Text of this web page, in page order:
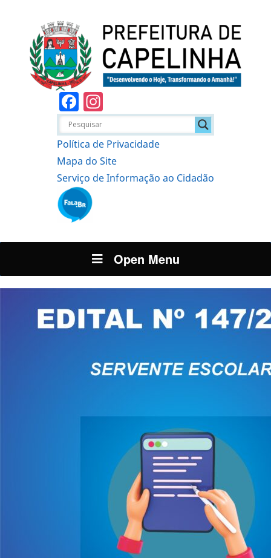
Facebook
Política de Privacidade
Mapa do Site
Serviço de Informação ao Cidadão
Open Menu